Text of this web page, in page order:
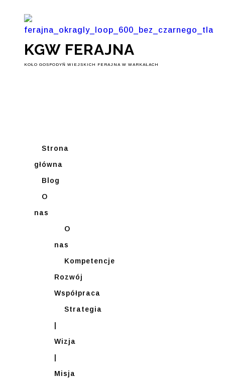
KGW FERAJNA
KOŁO GOSPODYŃ WIEJSKICH FERAJNA W WARKAŁACH
Strona
główna
Blog
O
nas
O
nas
Kompetencje
Rozwój
Współpraca
Strategia
Wizja
Misja